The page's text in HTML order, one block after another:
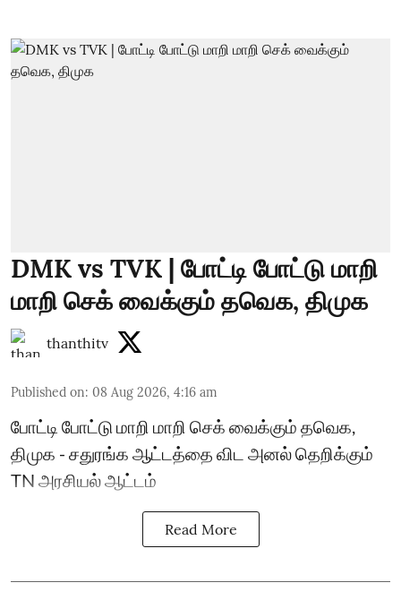
DMK vs TVK | போட்டி போட்டு மாறி
மாறி செக் வைக்கும் தவெக, திமுக
thanthitv
Published on: 08 Aug 2026, 4:16 am
போட்டி போட்டு மாறி மாறி செக் வைக்கும் தவெக,
திமுக - சதுரங்க ஆட்டத்தை விட அனல் தெறிக்கும்
TN அரசியல் ஆட்டம்
Read More